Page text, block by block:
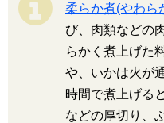
柔らか煮(やわら
び、肉類などの
らかく煮上げた
や、いかは火が
時間で煮上げる
などの厚切り、